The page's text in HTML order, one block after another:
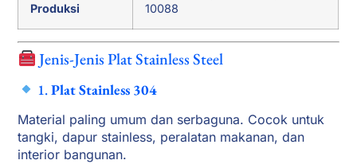
Produksi
10088
Jenis-Jenis Plat Stainless Steel
1.Plat Stainless 304
Material paling umum dan serbaguna. Cocok untuk
tangki, dapur stainless, peralatan makanan, dan
interior bangunan.